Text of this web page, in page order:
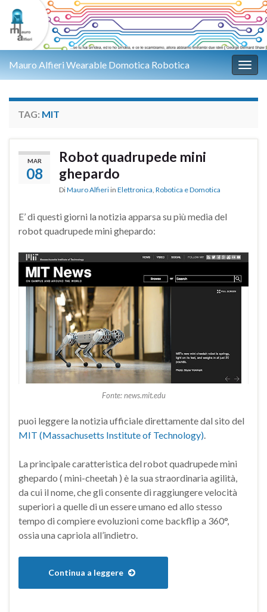
Mauro Alfieri Wearable Domotica Robotica
TAG: MIT
MAR
08
Robot quadrupede mini
ghepardo
DiMauro Alfieri in Elettronica, Robotica e Domotica
E’ di questi giorni la notizia apparsa su più media del
robot quadrupede mini ghepardo:
Fonte: news.mit.edu
puoi leggere la notizia ufficiale direttamente dal sito del
MIT (Massachusetts Institute of Technology)
La principale caratteristica del robot quadrupede mini
ghepardo ( mini-cheetah ) è la sua straordinaria agilità,
da cui il nome, che gli consente di raggiungere velocità
superiori a quelle di un essere umano ed allo stesso
tempo di compiere evoluzioni come backflip a 360°,
ossia una capriola all’indietro.
Continua a leggere